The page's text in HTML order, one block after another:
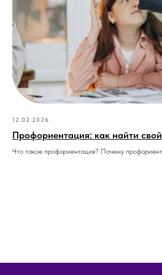
12.02.2026
Профориентация: как найти свой
Что такое профориентация? Почему